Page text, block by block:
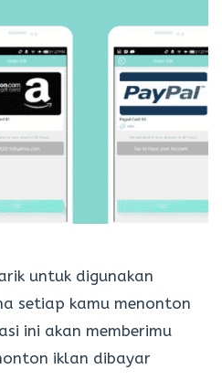
untuk digunakan
setiap kamu menonton
ini akan memberimu
iklan dibayar